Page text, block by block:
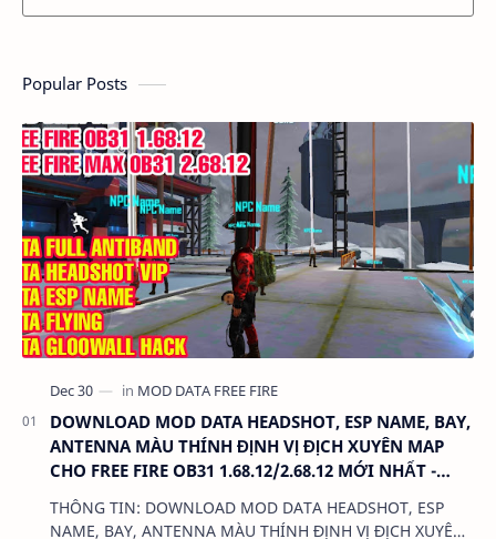
Popular Posts
DOWNLOAD MOD DATA HEADSHOT, ESP NAME, BAY,
ANTENNA MÀU THÍNH ĐỊNH VỊ ĐỊCH XUYÊN MAP
CHO FREE FIRE OB31 1.68.12/2.68.12 MỚI NHẤT -
KHÔNG KHÓA NICK
THÔNG TIN: DOWNLOAD MOD DATA HEADSHOT, ESP
NAME, BAY, ANTENNA MÀU THÍNH ĐỊNH VỊ ĐỊCH XUYÊN